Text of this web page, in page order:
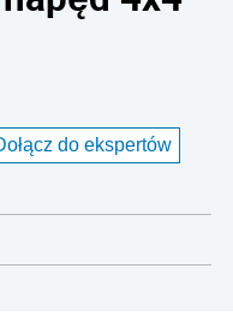
do ekspertów